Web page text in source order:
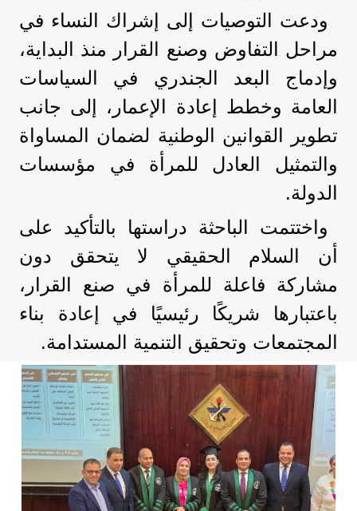
ودعت التوصيات إلى إشراك النساء في
مراحل التفاوض وصنع القرار منذ البداية،
وإدماج البعد الجندري في السياسات
العامة وخطط إعادة الإعمار، إلى جانب
تطوير القوانين الوطنية لضمان المساواة
والتمثيل العادل للمرأة في مؤسسات
الدولة.
واختتمت الباحثة دراستها بالتأكيد على
أن السلام الحقيقي لا يتحقق دون
مشاركة فاعلة للمرأة في صنع القرار،
باعتبارها شريكًا رئيسيًا في إعادة بناء
المجتمعات وتحقيق التنمية المستدامة.